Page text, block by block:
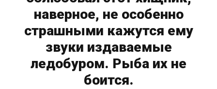
наверное, не особенно
страшными кажутся ему
звуки издаваемые
ледобуром. Рыба их не
боится.